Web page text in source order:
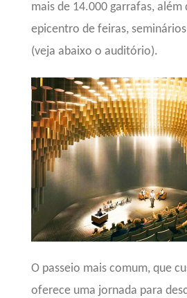
mais de 14.000 garrafas, além
epicentro de feiras,
(veja abaixo o auditório).
O passeio mais comum, que
oferece uma jornada para